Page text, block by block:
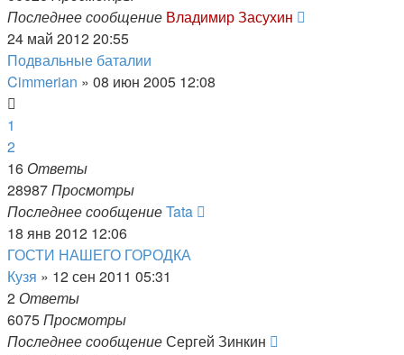
Последнее сообщение Владимир Засухин
24 май 2012 20:55
Подвальные баталии
Cimmerian » 08 июн 2005 12:08
1
2
16 Ответы
28987Просмотры
Последнее сообщениеTata
18 янв 2012 12:06
ГОСТИ НАШЕГО ГОРОДКА
Кузя » 12 сен 2011 05:31
2 Ответы
6075Просмотры
Последнее сообщениеСергей Зинкин